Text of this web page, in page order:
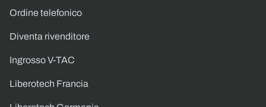
Ordine telefonico
Diventa rivenditore
Ingrosso V-TAC
Liberotech Francia